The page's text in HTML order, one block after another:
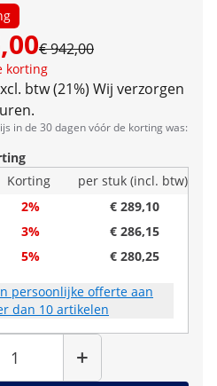
€ 942,00
korting
btw (21%) Wij verzorgen
in de 30 dagen vóór de korting was:
Korting
per stuk (incl. btw)
2%
€ 289,10
3%
€ 286,15
5% € 280,25
persoonlijke offerte aan
dan 10 artikelen
Hoeveelheid
+